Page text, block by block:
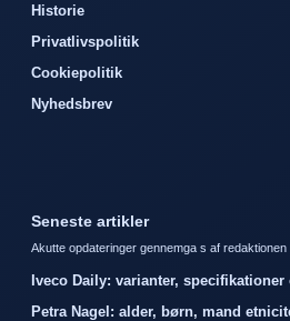
Historie
Privatlivspolitik
Cookiepolitik
Nyhedsbrev
Seneste artikler
Akutte opdateringer gennemga s af redaktionen
Iveco Daily: varianter, specifikationer
Petra Nagel: alder, børn, mand